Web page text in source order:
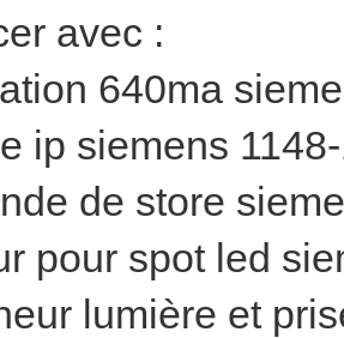
avec :
640ma
ip siemens
de store
pour spot led
lumière et